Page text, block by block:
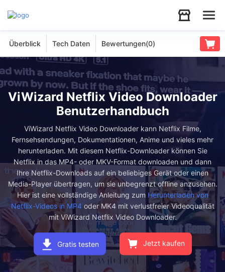
Audio
Video
Download
Store
Überblick Tech Daten Bewertungen(0)
ViWizard Netflix Video Downloader
Benutzerhandbuch
ViWizard Netflix Video Downloader kann Netflix Filme,
Fernsehsendungen, Dokumentationen, Anime und vieles mehr
herunterladen. Mit diesem Netflix-Downloader können Sie
Netflix in das MP4- oder MKV-Format downloaden und dann
Ihre Netflix-Downloads auf ein beliebiges Gerät oder einen
Media-Player übertragen, um sie unbegrenzt offline anzusehen.
Hier ist eine vollständige Anleitung zum Herunterladen von
Netflix-Videos in MP4oder MK4 mit verlustfreier Videoqualität
mit ViWizard Netflix Video Downloader.
Gratis testen Jetzt kaufen